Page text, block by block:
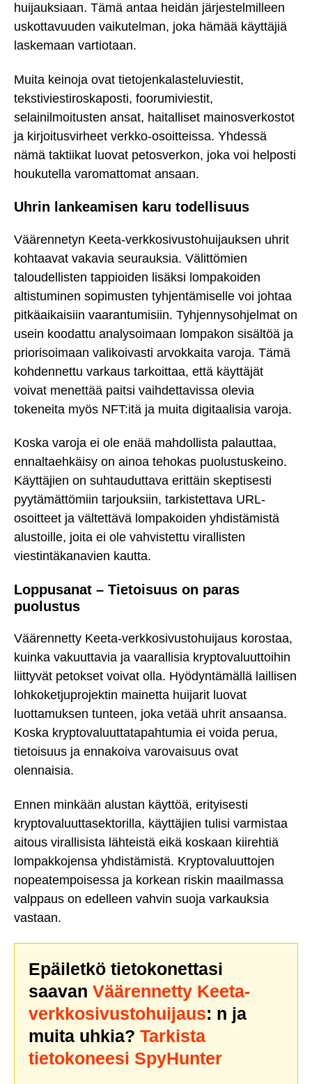
huijauksiaan. Tämä antaa heidän järjestelmilleen
uskottavuuden vaikutelman, joka hämää käyttäjiä
laskemaan vartiotaan.
Muita keinoja ovat tietojenkalasteluviestit,
tekstiviestiroskaposti, foorumiviestit,
selainilmoitusten ansat, haitalliset mainosverkostot
ja kirjoitusvirheet verkko-osoitteissa. Yhdessä
nämä taktiikat luovat petosverkon, joka voi helposti
houkutella varomattomat ansaan.
Uhrin lankeamisen karu todellisuus
Väärennetyn Keeta-verkkosivustohuijauksen uhrit
kohtaavat vakavia seurauksia. Välittömien
taloudellisten tappioiden lisäksi lompakoiden
altistuminen sopimusten tyhjentämiselle voi johtaa
pitkäaikaisiin vaarantumisiin. Tyhjennysohjelmat on
usein koodattu analysoimaan lompakon sisältöä ja
priorisoimaan valikoivasti arvokkaita varoja. Tämä
kohdennettu varkaus tarkoittaa, että käyttäjät
voivat menettää paitsi vaihdettavissa olevia
tokeneita myös NFT:itä ja muita digitaalisia varoja.
Koska varoja ei ole enää mahdollista palauttaa,
ennaltaehkäisy on ainoa tehokas puolustuskeino.
Käyttäjien on suhtauduttava erittäin skeptisesti
pyytämättömiin tarjouksiin, tarkistettava URL-
osoitteet ja vältettävä lompakoiden yhdistämistä
alustoille, joita ei ole vahvistettu virallisten
viestintäkanavien kautta.
Loppusanat – Tietoisuus on paras
puolustus
Väärennetty Keeta-verkkosivustohuijaus korostaa,
kuinka vakuuttavia ja vaarallisia kryptovaluuttoihin
liittyvät petokset voivat olla. Hyödyntämällä laillisen
lohkoketjuprojektin mainetta huijarit luovat
luottamuksen tunteen, joka vetää uhrit ansaansa.
Koska kryptovaluuttatapahtumia ei voida perua,
tietoisuus ja ennakoiva varovaisuus ovat
olennaisia.
Ennen minkään alustan käyttöä, erityisesti
kryptovaluuttasektorilla, käyttäjien tulisi varmistaa
aitous virallisista lähteistä eikä koskaan kiirehtiä
lompakkojensa yhdistämistä. Kryptovaluuttojen
nopeatempoisessa ja korkean riskin maailmassa
valppaus on edelleen vahvin suoja varkauksia
vastaan.
Epäiletkö tietokonettasi
saavan Väärennetty Keeta-
verkkosivustohuijaus: n ja
muita uhkia? Tarkista
tietokoneesi SpyHunter